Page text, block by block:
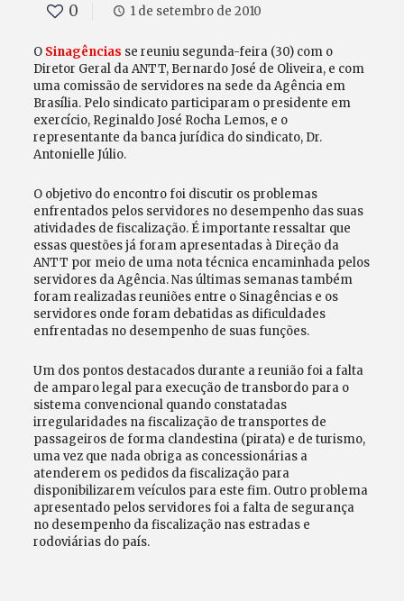
0 1 de setembro de 2010
O Sinagências se reuniu segunda-feira (30) com o
Diretor Geral da ANTT, Bernardo José de Oliveira, e com
uma comissão de servidores na sede da Agência em
Brasília. Pelo sindicato participaram o presidente em
exercício, Reginaldo José Rocha Lemos, e o
representante da banca jurídica do sindicato, Dr.
Antonielle Júlio.
O objetivo do encontro foi discutir os problemas
enfrentados pelos servidores no desempenho das suas
atividades de fiscalização. É importante ressaltar que
essas questões já foram apresentadas à Direção da
ANTT por meio de uma nota técnica encaminhada pelos
servidores da Agência. Nas últimas semanas também
foram realizadas reuniões entre o Sinagências e os
servidores onde foram debatidas as dificuldades
enfrentadas no desempenho de suas funções.
Um dos pontos destacados durante a reunião foi a falta
de amparo legal para execução de transbordo para o
sistema convencional quando constatadas
irregularidades na fiscalização de transportes de
passageiros de forma clandestina (pirata) e de turismo,
uma vez que nada obriga as concessionárias a
atenderem os pedidos da fiscalização para
disponibilizarem veículos para este fim. Outro problema
apresentado pelos servidores foi a falta de segurança
no desempenho da fiscalização nas estradas e
rodoviárias do país.